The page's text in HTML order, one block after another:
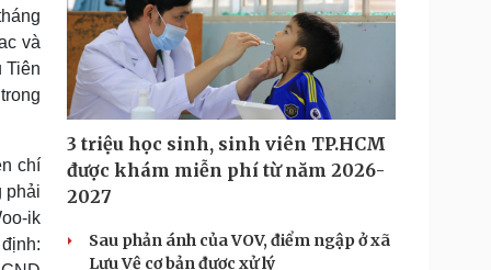
và
Tiên
chí
phải
ik
3 triệu học sinh, sinh viên TP.HCM
được khám miễn phí từ năm 2026-
2027
Sau phản ánh của VOV, điểm ngập ở xã
Lưu Vệ cơ bản được xử lý